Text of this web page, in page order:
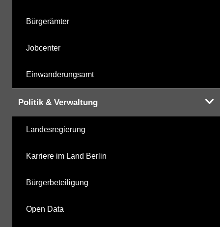
Bürgerämter
Jobcenter
Einwanderungsamt
Politik & Verwaltung
Landesregierung
Karriere im Land Berlin
Bürgerbeteiligung
Open Data